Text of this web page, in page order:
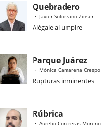
Quebradero
Javier Solorzano Zinser
Alégale al umpire
Parque Juárez
Mónica Camarena Crespo
Rupturas inminentes
Rúbrica
Aurelio Contreras Moreno